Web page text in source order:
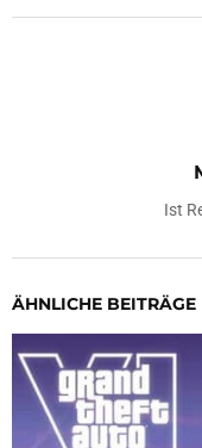
Ist
ÄHNLICHE BEITRÄGE